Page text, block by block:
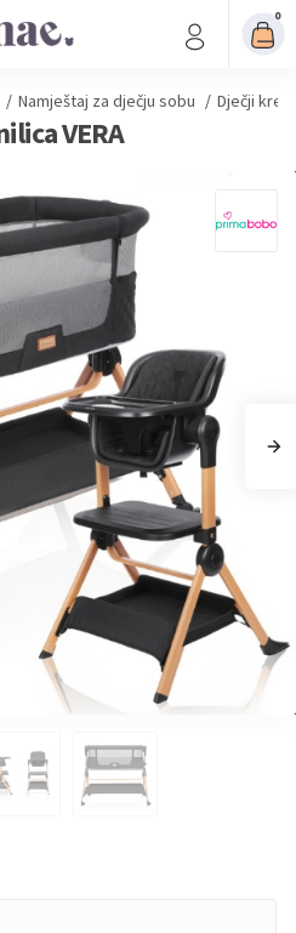
0
/ Namještaj za dječju sobu / Dječji
VERA